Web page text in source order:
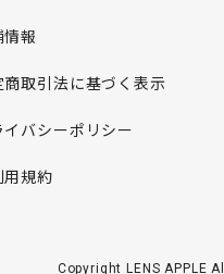
情報
商取引法に基づく表示
イバシーポリシー
用規約
Copyright LENS APPLE